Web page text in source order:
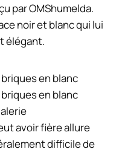
par OMShumelda.
noir et blanc qui lui
élégant.
avoir fière allure
difficile de